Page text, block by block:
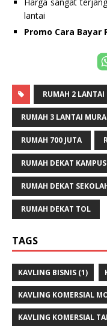
lantai
Promo Cara Bayar
RUMAH 2 LANTAI
RUMAH 3 LANTAI
RUMAH 700 JUTA
RUMAH DEKAT KAMPUS
RUMAH DEKAT
RUMAH DEKAT TOL
TAGS
KAVLING BISNIS (1)
KAVLING KOMERSIAL
KAVLING KOMERSIAL